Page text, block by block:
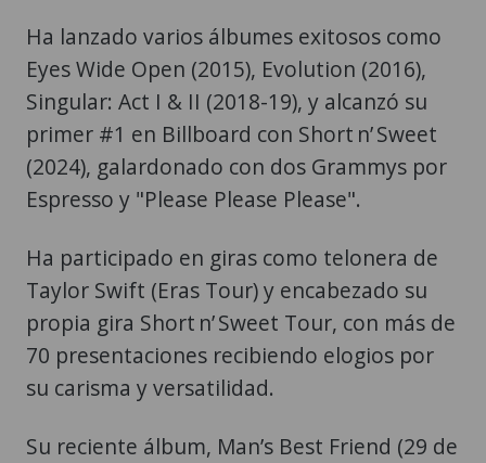
Ha lanzado varios álbumes exitosos como
Eyes Wide Open (2015), Evolution (2016),
Singular: Act I & II (2018-19), y alcanzó su
primer #1 en Billboard con Short n’ Sweet
(2024), galardonado con dos Grammys por
Espresso y "Please Please Please".
Ha participado en giras como telonera de
Taylor Swift (Eras Tour) y encabezado su
propia gira Short n’ Sweet Tour, con más de
70 presentaciones recibiendo elogios por
su carisma y versatilidad.
Su reciente álbum, Man’s Best Friend (29 de